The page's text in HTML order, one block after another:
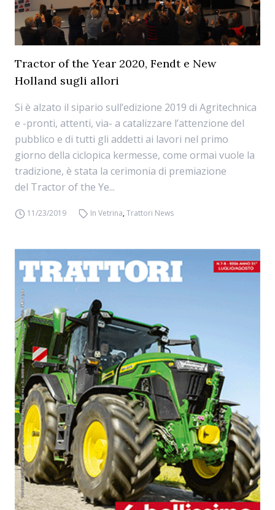
Tractor of the Year 2020, Fendt e New
Holland sugli allori
Si è alzato il sipario sull’edizione 2019 di Agritechnica
e -pronti, attenti, via- a catalizzare l’attenzione del
pubblico e di tutti gli addetti ai lavori nel primo
giorno della ciclopica kermesse, come ormai vuole la
tradizione, è stata la cerimonia di premiazione
del Tractor of the Ye...
11/23/2019 In Vetrina,Trattori News